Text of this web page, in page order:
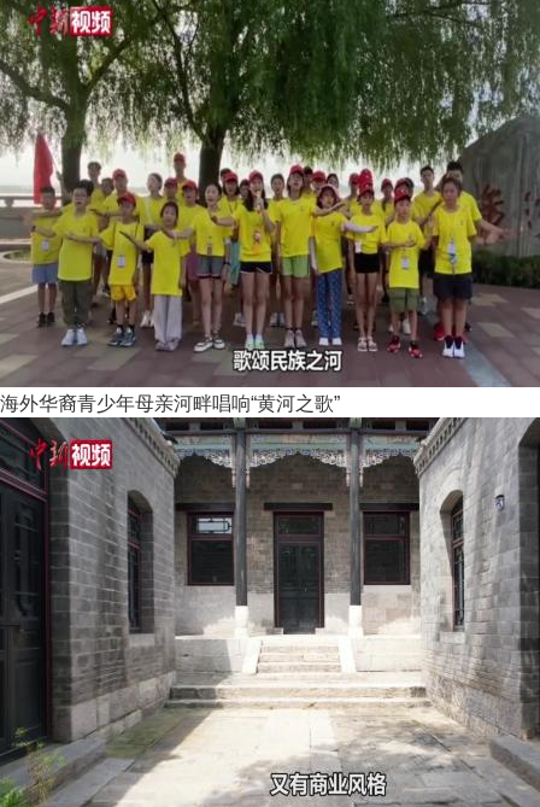
海外华裔青少年母亲河畔唱响“黄河之歌”